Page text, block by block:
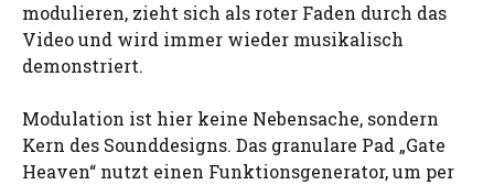
modulieren, zieht sich als roter Faden durch das
Video und wird immer wieder musikalisch
demonstriert.
Modulation ist hier keine Nebensache, sondern
Kern des Sounddesigns. Das granulare Pad „Gate
Heaven“ nutzt einen Funktionsgenerator, um per